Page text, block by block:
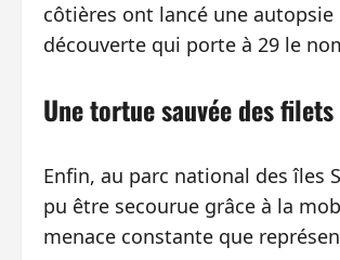
côtières ont lancé une
découverte qui porte à 29 le
Une tortue sauvée des
Enfin, au parc national des îles
pu être secourue grâce à la
menace constante que